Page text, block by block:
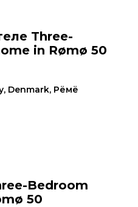
Three-
in Rømø 50
Denmark, Рёмё
Bedroom
50